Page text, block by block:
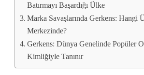
Batırmayı Başardığı Ülke
Marka Savaşlarında Gerkens: Hangi
Merkezinde?
Gerkens: Dünya Genelinde Popüler
Kimliğiyle Tanınır